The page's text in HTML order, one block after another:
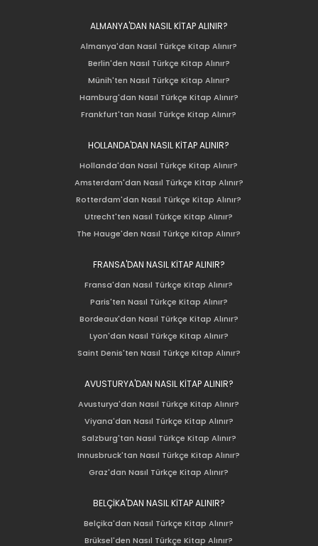
ALMANYA'DAN NASIL KİTAP ALINIR?
Almanya'dan Nasıl Türkçe Kitap Alınır?
Berlin'den Nasıl Türkçe Kitap Alınır?
Münih'ten Nasıl Türkçe Kitap Alınır?
Hamburg'dan Nasıl Türkçe Kitap Alınır?
Frankfurt'tan Nasıl Türkçe Kitap Alınır?
HOLLANDA'DAN NASIL KİTAP ALINIR?
Hollanda'dan Nasıl Türkçe Kitap Alınır?
Amsterdam'dan Nasıl Türkçe Kitap Alınır?
Rotterdam'dan Nasıl Türkçe Kitap Alınır?
Utrecht'ten Nasıl Türkçe Kitap Alınır?
The Hauge'den Nasıl Türkçe Kitap Alınır?
FRANSA'DAN NASIL KİTAP ALINIR?
Fransa'dan Nasıl Türkçe Kitap Alınır?
Paris'ten Nasıl Türkçe Kitap Alınır?
Bordeaux'dan Nasıl Türkçe Kitap Alınır?
Lyon'dan Nasıl Türkçe Kitap Alınır?
Saint Denis'ten Nasıl Türkçe Kitap Alınır?
AVUSTURYA'DAN NASIL KİTAP ALINIR?
Avusturya'dan Nasıl Türkçe Kitap Alınır?
Viyana'dan Nasıl Türkçe Kitap Alınır?
Salzburg'tan Nasıl Türkçe Kitap Alınır?
Innusbruck'tan Nasıl Türkçe Kitap Alınır?
Graz'dan Nasıl Türkçe Kitap Alınır?
BELÇİKA'DAN NASIL KİTAP ALINIR?
Belçika'dan Nasıl Türkçe Kitap Alınır?
Brüksel'den Nasıl Türkçe Kitap Alınır?